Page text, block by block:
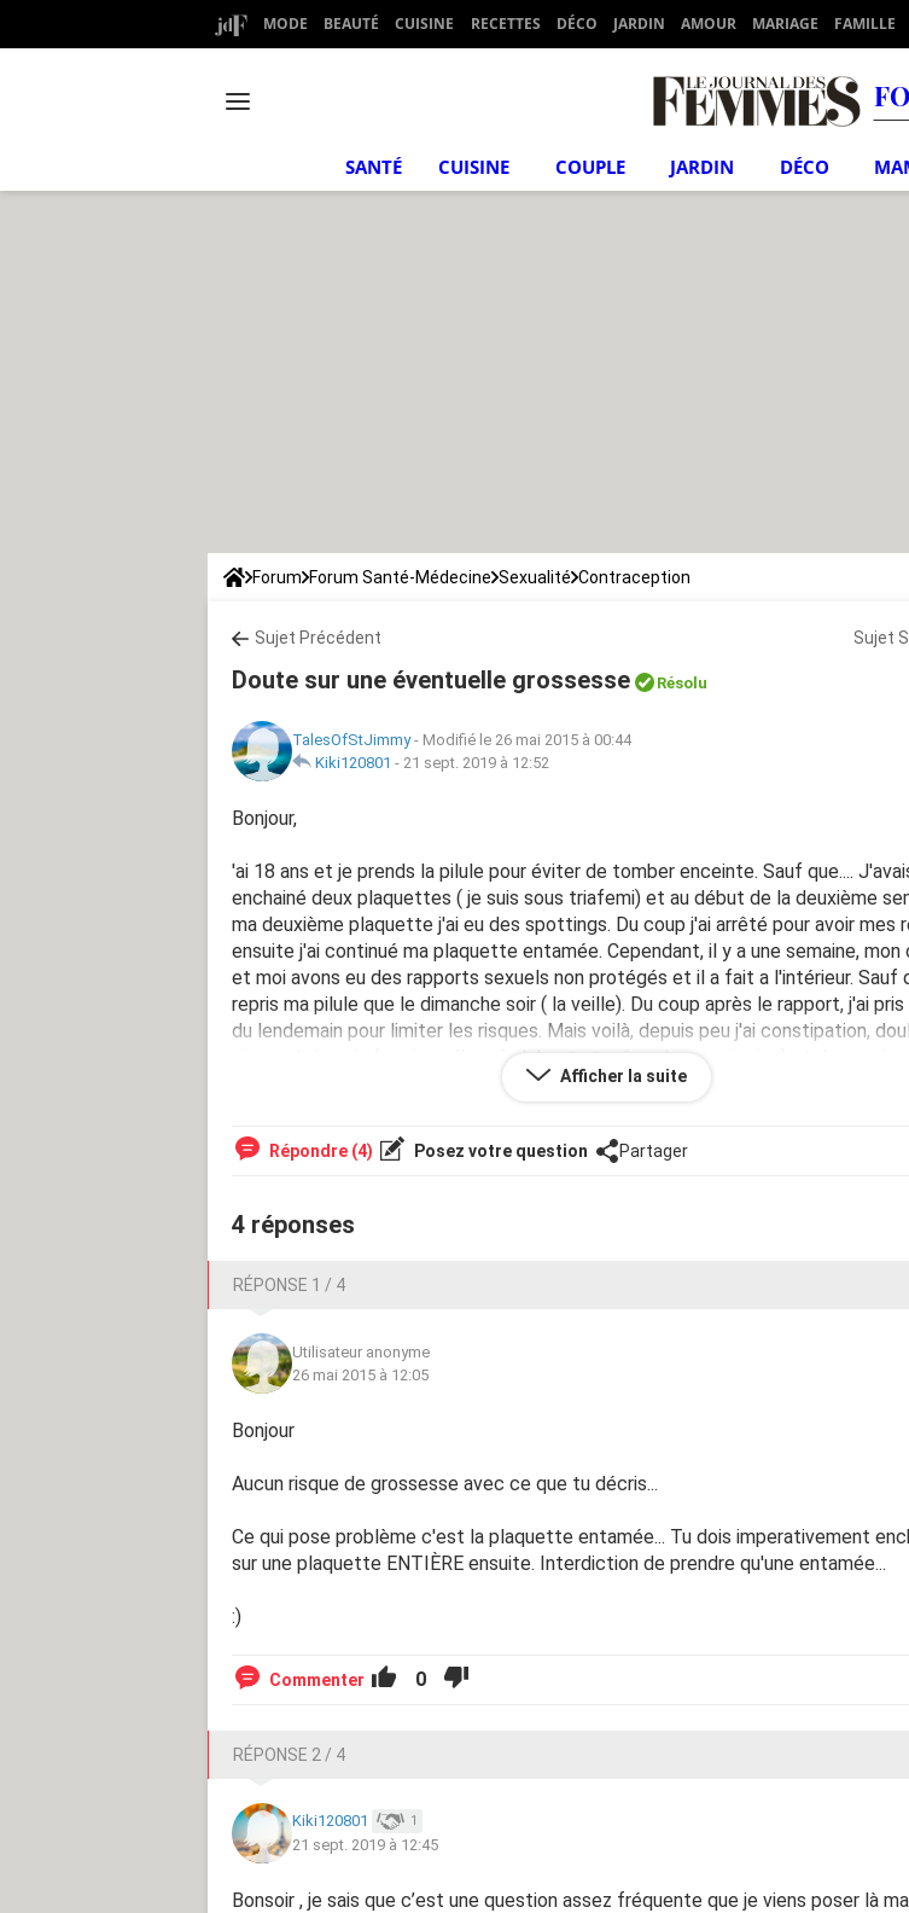
MODE BEAUTÉ CUISINE RECETTES DÉCO JARDIN AMOUR MARIAGE FAMILLE
SANTÉ CUISINE COUPLE JARDIN DÉCO
Forum Forum Santé-Médecine Sexualité Contraception
Sujet Précédent Sujet
Doute sur une éventuelle grossesse Résolu
TalesOfStJimmy- Modifié le 26 mai 2015 à 00:44
Kiki120801 - 21 sept. 2019 à 12:52
Bonjour,
'ai 18 ans et je prends la pilule pour éviter de tomber enceinte. Sauf que....
enchainé deux plaquettes ( je suis sous triafemi) et au début de la deuxième
ma deuxième plaquette j'ai eu des spottings. Du coup j'ai arrêté pour avoir mes
ensuite j'ai continué ma plaquette entamée. Cependant, il y a une semaine, mon
et moi avons eu des rapports sexuels non protégés et il a fait a l'intérieur. Sauf
repris ma pilule que le dimanche soir ( la veille). Du coup après le rapport, j'ai pris
du lendemain pour limiter les risques. Mais voilà, depuis peu j'ai constipation,
niveau du bassin ( assise, allongé, debout et même lorsque je ris...) et des envies
vomir.... Selon vous, est ce des symptômes typiques d'une grossesse ? ( je
Afficher la suite
Répondre (4) Posez votre question Partager
4 réponses
RÉPONSE 1 / 4
Utilisateur anonyme
26 mai 2015 à 12:05
Bonjour
Aucun risque de grossesse avec ce que tu décris...
Ce qui pose problème c'est la plaquette entamée... Tu dois imperativement
sur une plaquette ENTIÈRE ensuite. Interdiction de prendre qu'une entamée...
:)
Commenter 0
RÉPONSE 2 / 4
Kiki120801 1
21 sept. 2019 à 12:45
Bonsoir , je sais que c’est une question assez fréquente que je viens poser là